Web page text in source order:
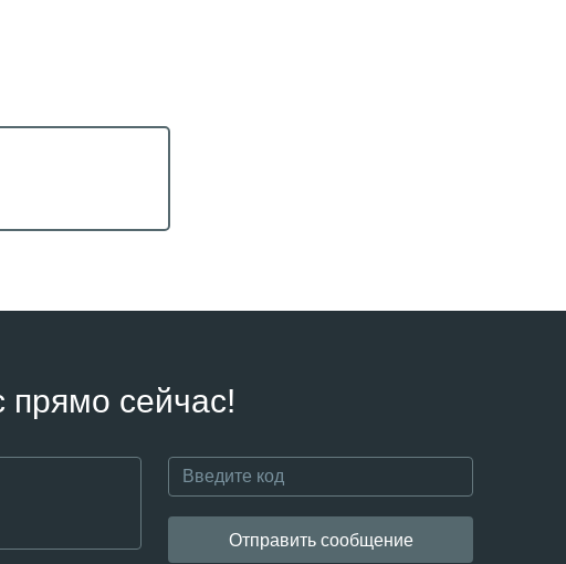
прямо сейчас!
Отправить сообщение